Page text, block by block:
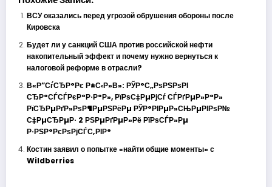
ВСУ оказались перед угрозой обрушения обороны после
Кировска
Будет ли у санкций США против российской нефти
накопительный эффект и почему нужно вернуться к
налоговой реформе в отрасли?
В«Р”СѓСЂР°Рє Р±С‹Р»В»: РЎР°С„РѕРЅРѕРІ
СЂР°СЃСЃРєР°Р·Р°Р», РїРѕС‡РµРјСѓ СЃРґРµР»Р°Р»
РїСЂРµРґР»РѕР¶РµРЅРёРµ РЎР°РІРµР»СЊРµРІРѕР№
С‡РµСЂРµР· 2 РЅРµРґРµР»Рё РїРѕСЃР»Рµ
Р·РЅР°РєРѕРјСЃС‚РІР°
Костин заявил о попытке «найти общие моменты» с
Wildberries